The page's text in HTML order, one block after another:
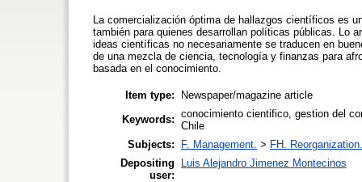
La comercialización óptima de hallazgos científicos es
también para quienes desarrollan políticas públicas. Lo
ideas científicas no necesariamente se traducen en
de una mezcla de ciencia, tecnología y finanzas para
basada en el conocimiento.
Item type:
Newspaper/magazine article
Keywords: conocimiento cientifico, gestion del
Chile
Subjects:
F. Management. > FH. Reorganization.
Depositing
user:
Luis Alejandro Jimenez Montecinos